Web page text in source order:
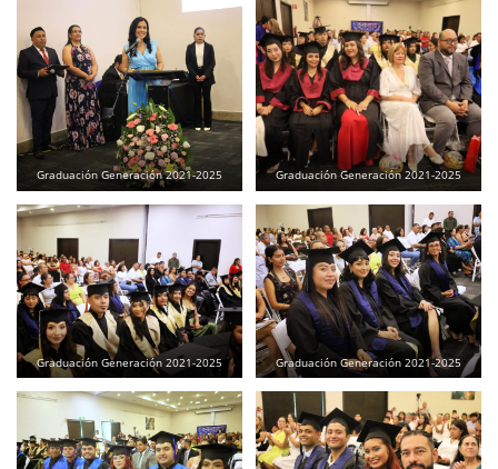
Graduación Generación 2021-2025 Graduación Generación 2021-2025
Graduación Generación 2021-2025 Graduación Generación 2021-2025